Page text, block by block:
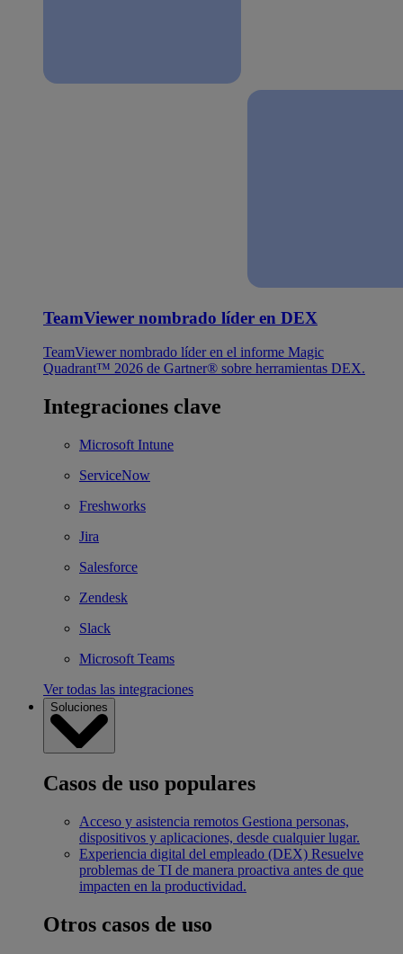
TeamViewer nombrado líder en DEX
TeamViewer nombrado líder en el informe Magic
Quadrant™ 2026 de Gartner® sobre herramientas DEX.
Integraciones clave
Microsoft Intune
ServiceNow
Freshworks
Jira
Salesforce
Zendesk
Slack
Microsoft Teams
Ver todas las integraciones
Soluciones
Casos de uso populares
Acceso y asistencia remotos Gestiona personas,
dispositivos y aplicaciones, desde cualquier lugar.
Experiencia digital del empleado (DEX) Resuelve
problemas de TI de manera proactiva antes de que
impacten en la productividad.
Otros casos de uso